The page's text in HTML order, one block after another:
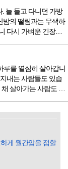
아침을 먹어야 하루
지로 먹는 경우가 많
신호다. 즉 먹어도 소
안에 잉여물...
늘 들고 다니던 가방
밤의 떨림과는 무색하
다시 가벼운 긴장감
았을 때의 긴장감 같
만나러 가는 길은 그
콘텐츠를 고민하던
루를 열심히 살아갑니
내는 사람들도 있습
살아가는 사람도 있
시냇물을 흐린다는
다. 대부분의 사람
의 사람들이 모두 착
게 월간암을 접할